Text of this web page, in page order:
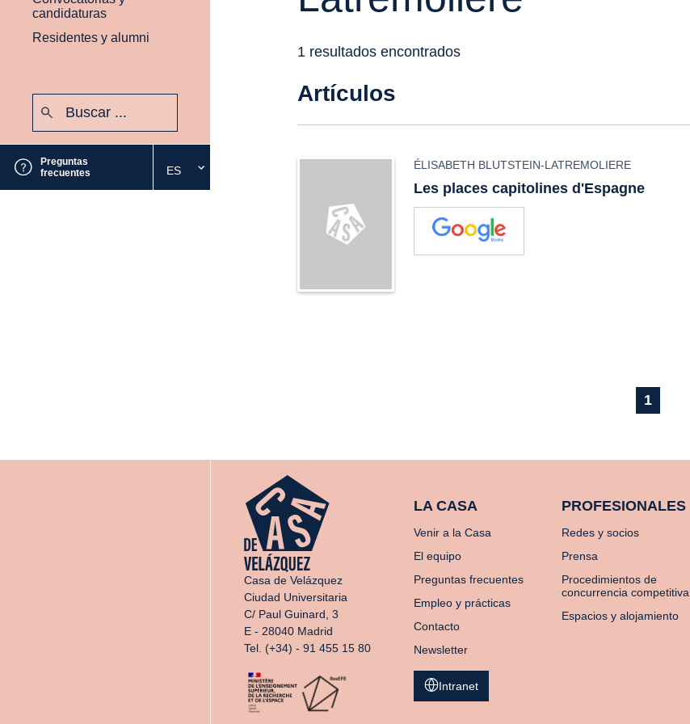
candidaturas
Residentes y alumni
Preguntas
frecuentes
Seleccione
el
ES
1 resultados encontrados
Artículos
ÉLISABETH BLUTSTEIN-LATREMOLIERE
Les places capitolines d'Espagne
1
Casa de Velázquez
Ciudad Universitaria
C/ Paul Guinard, 3
E - 28040 Madrid
Tel. (+34) - 91 455 15 80
LA CASA
Venir a la Casa
El equipo
Preguntas frecuentes
Empleo y prácticas
Contacto
Newsletter
PROFESIONALES
Redes y socios
Prensa
Procedimientos de
concurrencia competitiva
Espacios y alojamiento
Intranet